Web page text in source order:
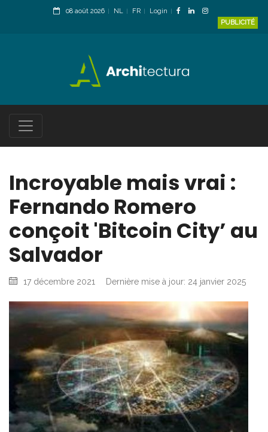
08 août 2026 NL FR
Login
PUBLICITÉ
Incroyable mais vrai :
Fernando Romero
conçoit 'Bitcoin City’ au
Salvador
17 décembre 2021 Dernière mise à jour: 24 janvier 2025